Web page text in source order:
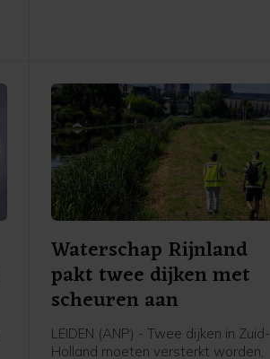
Waterschap Rijnland
pakt twee dijken met
scheuren aan
LEIDEN (ANP) - Twee dijken in Zuid-
Holland moeten versterkt worden,